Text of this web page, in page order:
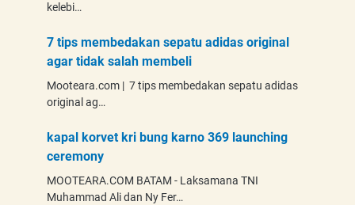
kelebi…
7 tips membedakan sepatu adidas original
agar tidak salah membeli
Mooteara.com | 7 tips membedakan sepatu adidas
original ag…
kapal korvet kri bung karno 369 launching
ceremony
MOOTEARA.COM BATAM - Laksamana TNI
Muhammad Ali dan Ny Fer…